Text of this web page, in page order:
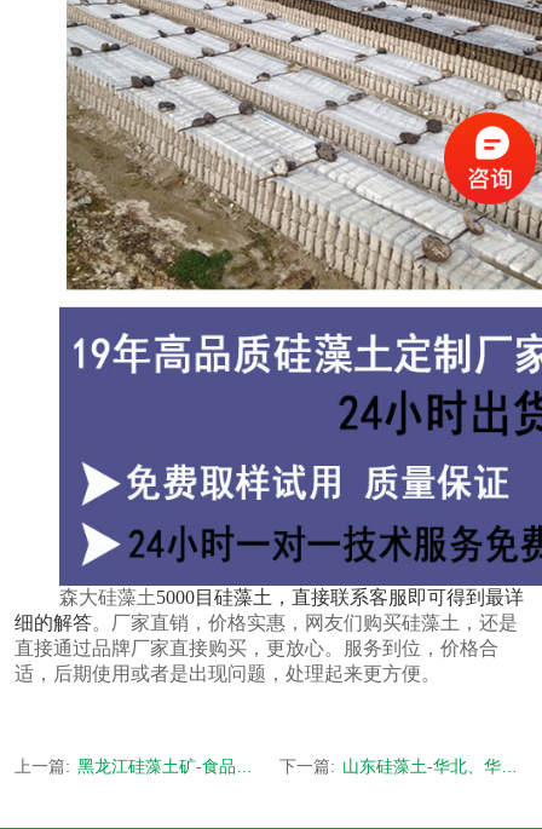
森大硅藻土5000目硅藻土 ，直接联系客服即可得到最详
细的解答。厂家直销，价格实惠，网友们购买硅藻土，还是
直接通过品牌厂家直接购买，更放心。服务到位，价格合
适，后期使用或者是出现问题，处理起来更方便。
上一篇: 下一篇: 山东硅藻土-华北、华南两个2000平方米配货中心-[森大硅藻土]